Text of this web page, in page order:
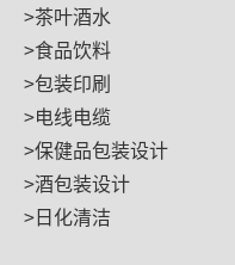
>茶叶酒水
>食品饮料
>包装印刷
>电线电缆
>保健品包装设计
>酒包装设计
>日化清洁